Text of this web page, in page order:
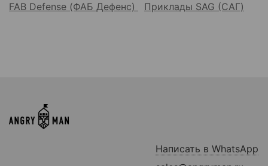
FAB Defense (ФАБ Дефенс)
Приклады SAG (САГ)
Написать в WhatsApp